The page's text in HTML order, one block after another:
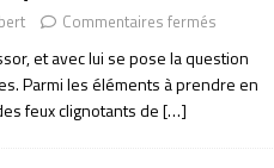
Commentaires fermés
et avec lui se pose la question
Parmi les éléments à prendre en
feux clignotants de[…]